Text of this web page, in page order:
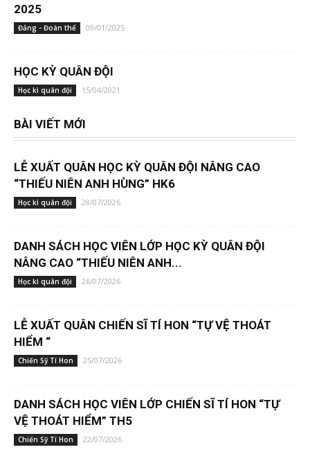
2025
Đảng - Đoàn thể 09/01/2025
HỌC KỲ QUÂN ĐỘI
Học kì quân đội 15/04/2021
BÀI VIẾT MỚI
LỄ XUẤT QUÂN HỌC KỲ QUÂN ĐỘI NÂNG CAO
“THIẾU NIÊN ANH HÙNG” HK6
Học kì quân đội 28/07/2026
DANH SÁCH HỌC VIÊN LỚP HỌC KỲ QUÂN ĐỘI
NÂNG CAO “THIẾU NIÊN ANH...
Học kì quân đội 26/07/2026
LỄ XUẤT QUÂN CHIẾN SĨ TÍ HON “TỰ VỆ THOÁT
HIỂM “
Chiến Sỹ Tí Hon 25/07/2026
DANH SÁCH HỌC VIÊN LỚP CHIẾN SĨ TÍ HON “TỰ
VỆ THOÁT HIỂM” TH5
Chiến Sỹ Tí Hon 22/07/2026